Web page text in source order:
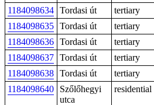
1184098634 Tordasi út tertiary
1184098635 Tordasi út tertiary
1184098636 Tordasi út tertiary
1184098637 Tordasi út tertiary
1184098638 Tordasi út tertiary
1184098640
Szőlőhegyi
utca
residential